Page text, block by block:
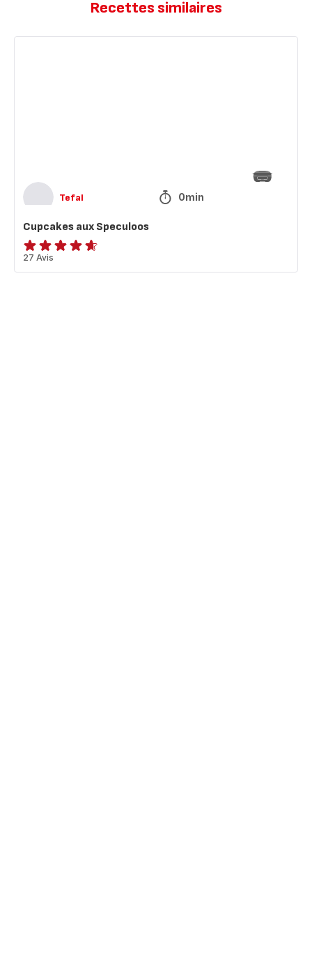
Recettes similaires
Tefal 0min
Cupcakes aux Speculoos
ratings.4.6
27 Avis